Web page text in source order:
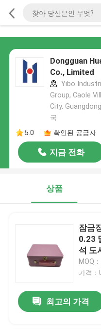
Dongguan
Co., Limited
Yibo
Group, Caole
City,
국
5.0
확인된 공급자
지금 전화
상품
잠금
0.23
석 도
MOQ
가격：
최고의 가격